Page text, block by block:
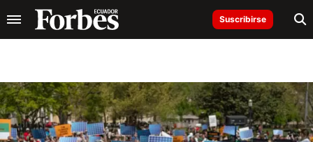
Suscribirse